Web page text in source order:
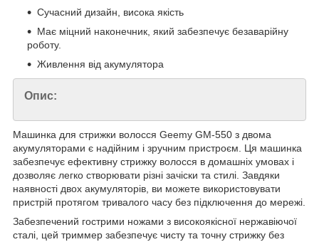
Сучасний дизайн, висока якість
Має міцний наконечник, який забезпечує безаварійну
роботу.
Живлення від акумулятора
Опис:
Машинка для стрижки волосся Geemy GM-550 з двома
акумуляторами є надійним і зручним пристроєм. Ця машинка
забезпечує ефективну стрижку волосся в домашніх умовах і
дозволяє легко створювати різні зачіски та стилі. Завдяки
наявності двох акумуляторів, ви можете використовувати
пристрій протягом тривалого часу без підключення до мережі.
Забезпечений гострими ножами з високоякісної нержавіючої
сталі, цей триммер забезпечує чисту та точну стрижку без